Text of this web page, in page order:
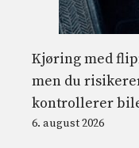
Kjøring med
men du
kontrollerer
6. august 2026